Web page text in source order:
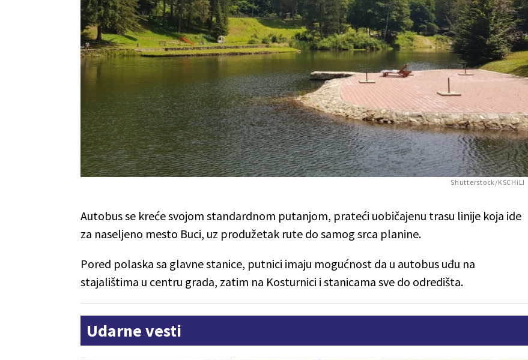
Shutterstock/KSCHiLI
Autobus se kreće svojom standardnom putanjom, prateći uobičajenu trasu linije koja ide
za naseljeno mesto Buci, uz produžetak rute do samog srca planine.
Pored polaska sa glavne stanice, putnici imaju mogućnost da u autobus uđu na
stajalištima u centru grada, zatim na Kosturnici i stanicama sve do odredišta.
Udarne vesti